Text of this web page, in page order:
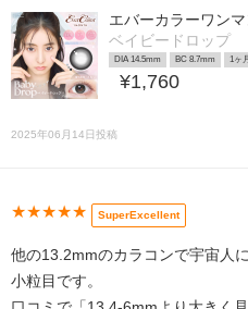
エバーカラーワンマ
ベイビードロップ
DIA 14.5mm BC 8.7mm 1ヶ月
¥1,760
2025年06月14日投稿
★★★★★ SuperExcellent
他の13.2mmのカラコンで宇宙人
小粒目です。